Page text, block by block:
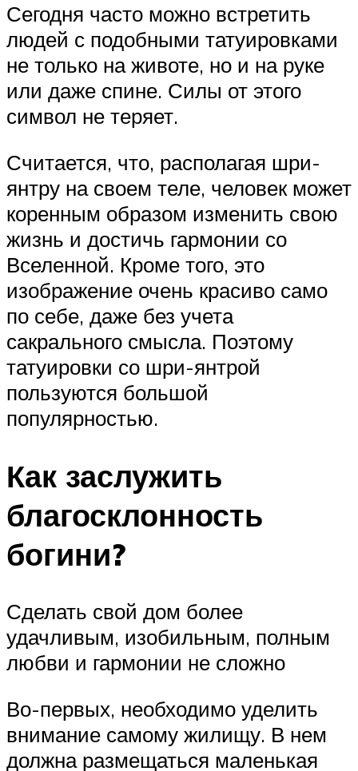
Сегодня часто можно встретить
людей с подобными татуировками
не только на животе, но и на руке
или даже спине. Силы от этого
символ не теряет.
Считается, что, располагая шри-
янтру на своем теле, человек может
коренным образом изменить свою
жизнь и достичь гармонии со
Вселенной. Кроме того, это
изображение очень красиво само
по себе, даже без учета
сакрального смысла. Поэтому
татуировки со шри-янтрой
пользуются большой
популярностью.
Как заслужить
благосклонность
богини?
Сделать свой дом более
удачливым, изобильным, полным
любви и гармонии не сложно
Во-первых, необходимо уделить
внимание самому жилищу. В нем
должна размещаться маленькая